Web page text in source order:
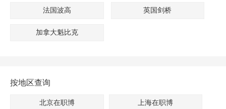
法国波高 英国剑桥
加拿大魁比克
按地区查询
北京在职博 上海在职博